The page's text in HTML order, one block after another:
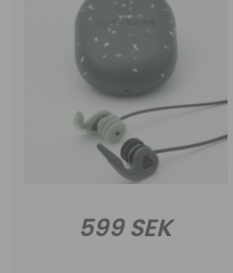
599 SEK